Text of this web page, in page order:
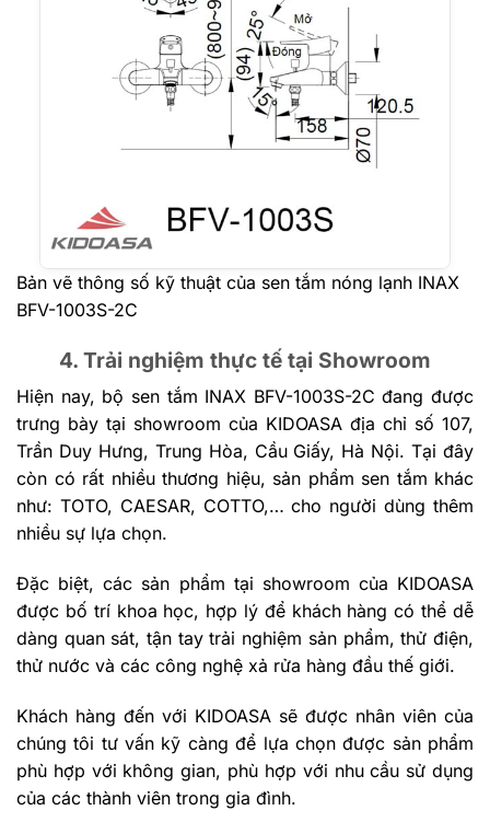
Bản vẽ thông số kỹ thuật của sen tắm nóng lạnh INAX
BFV-1003S-2C
4. Trải nghiệm thực tế tại Showroom
Hiện nay, bộ sen tắm INAX BFV-1003S-2C đang được
trưng bày tại showroom của KIDOASA địa chỉ số 107,
Trần Duy Hưng, Trung Hòa, Cầu Giấy, Hà Nội. Tại đây
còn có rất nhiều thương hiệu, sản phẩm sen tắm khác
như: TOTO, CAESAR, COTTO,… cho người dùng thêm
nhiều sự lựa chọn.
Đặc biệt, các sản phẩm tại showroom của KIDOASA
được bố trí khoa học, hợp lý để khách hàng có thể dễ
dàng quan sát, tận tay trải nghiệm sản phẩm, thử điện,
thử nước và các công nghệ xả rửa hàng đầu thế giới.
Khách hàng đến với KIDOASA sẽ được nhân viên của
chúng tôi tư vấn kỹ càng để lựa chọn được sản phẩm
phù hợp với không gian, phù hợp với nhu cầu sử dụng
của các thành viên trong gia đình.